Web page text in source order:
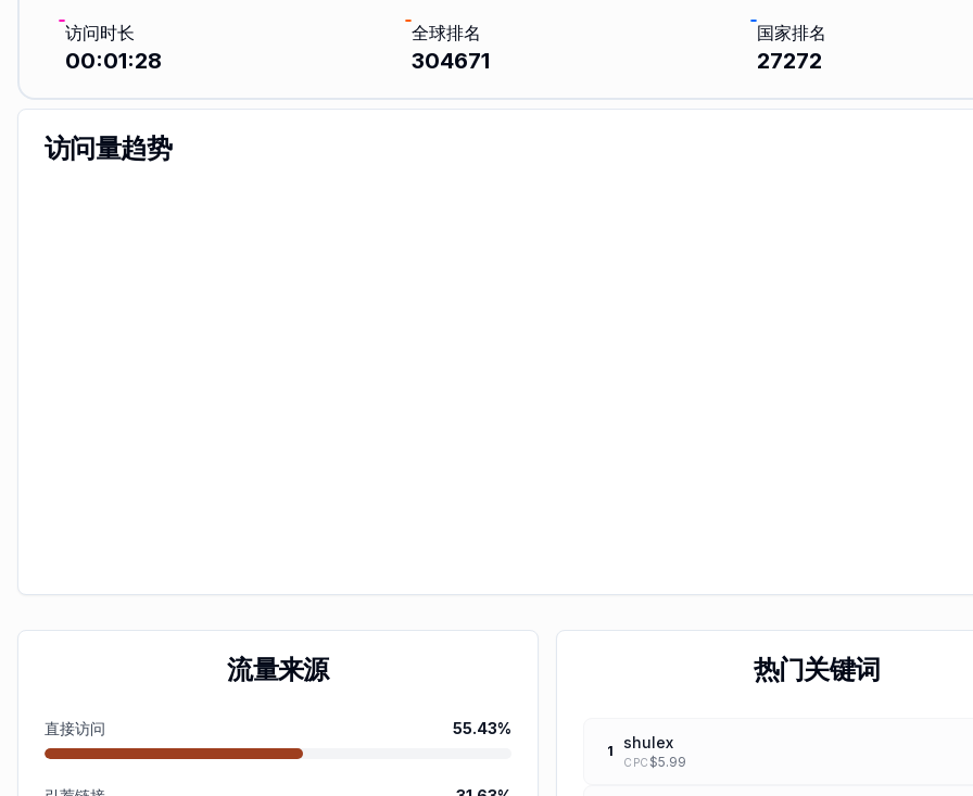
访问时长
00:01:28
全球排名
304671
国家排名
27272
访问量趋势
流量来源
直接访问 55.43%
热门关键词
1 shulex
CPC $5.99